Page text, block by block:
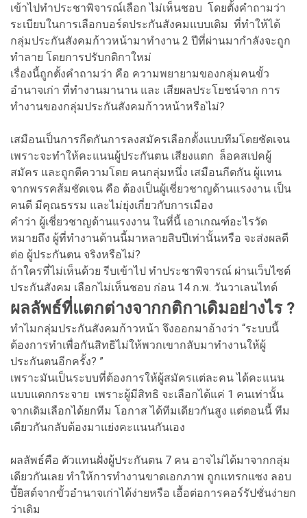
เข้าไปทำประชาพิจารณ์เลือก ไม่เห็นชอบ โดยตั้งคำถามว่า
ระเบียบในการเลือกบอร์ดประกันสังคมแบบเดิม ที่ทำให้ได้
กลุ่มประกันสังคมก้าวหน้ามาทำงาน 2 ปีที่ผ่านมากำลังจะถูก
ทำลาย โดยการปรับกติกาใหม่
เรื่องนี้ถูกตั้งคำถามว่า คือ ความพยายามของกลุ่มคนขั้ว
อำนาจเก่า ที่ทำงานมานาน และ เสียผลประโยชน์จาก การ
ทำงานของกลุ่มประกันสังคมก้าวหน้าหรือไม่?
เสมือนเป็นการกีดกันการลงสมัครเลือกตั้งแบบทีมโดยชัดเจน
เพราะจะทำให้คะแนนผู้ประกันตน เสียงแตก ล็อคสเปคผู้
สมัคร และถูกตีความโดย คนกลุ่มหนึ่ง เสมือนกีดกัน ผู้แทน
จากพรรคส้มชัดเจน คือ ต้องเป็นผู้เชี่ยวชาญด้านแรงงาน เป็น
คนดี มีคุณธรรม และไม่ยุ่งเกี่ยวกับการเมือง
คำว่า ผู้เชี่ยวชาญด้านแรงงาน ในที่นี้ เอาเกณฑ์อะไรวัด
หมายถึง ผู้ที่ทำงานด้านนี้มาหลายสิบปีเท่านั้นหรือ จะส่งผลดี
ต่อ ผู้ประกันตน จริงหรือไม่?
ถ้าใครที่ไม่เห็นด้วย รีบเข้าไป ทำประชาพิจารณ์ ผ่านเว็บไซต์
ประกันสังคม เลือกไม่เห็นชอบ ก่อน 14 ก.พ. วันวาเลนไทด์
ผลลัพธ์ที่แตกต่างจากกติกาเดิมอย่างไร ?
ทำไมกลุ่มประกันสังคมก้าวหน้า จึงออกมาอ้างว่า “ระบบนี้
ต้องการทำเพื่อกันสิทธิไม่ให้พวกเขากลับมาทำงานให้ผู้
ประกันตนอีกครั้ง? ”
เพราะมันเป็นระบบที่ต้องการให้ผู้สมัครแต่ละคน ได้คะแนน
แบบแตกกระจาย เพราะผู้มีสิทธิ จะเลือกได้แค่ 1 คนเท่านั้น
จากเดิมเลือกได้ยกทีม โอกาส ได้ทีมเดียวกันสูง แต่ตอนนี้ ทีม
เดียวกันกลับต้องมาแย่งคะแนนกันเอง
ผลลัพธ์คือ ตัวแทนฝั่งผู้ประกันตน 7 คน อาจไม่ได้มาจากกลุ่ม
เดียวกันเลย ทำให้การทำงานขาดเอกภาพ ถูกแทรกแซง ลอบ
บี้ยิสต์จากขั้วอำนาจเก่าได้ง่ายหรือ เอื้อต่อการคอร์รัปชั่นง่ายก
ว่าเดิม